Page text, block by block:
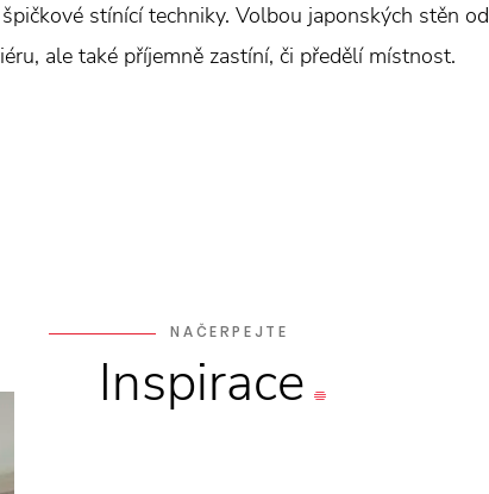
stínící techniky. Volbou japonských stěn od
ale také příjemně zastíní, či předělí místnost.
NAČERPEJTE
Inspirace